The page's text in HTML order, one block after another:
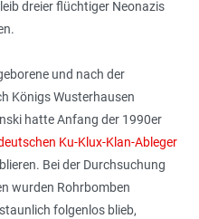
dreier flüchtiger Neonazis
und nach der
Königs Wusterhausen
hatte Anfang der 1990er
Ku-Klux-Klan-Ableger
Bei der Durchsuchung
wurden Rohrbomben
folgenlos blieb,